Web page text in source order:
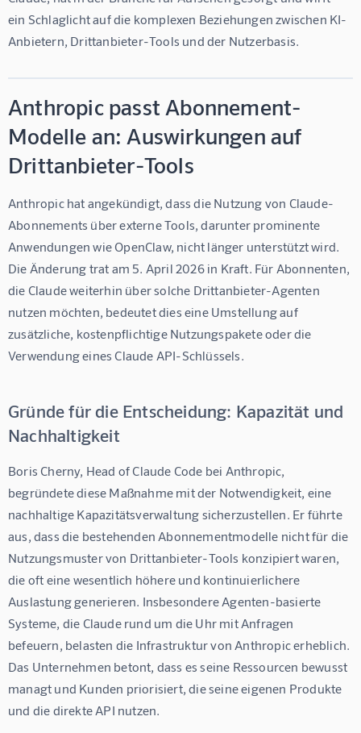
ein Schlaglicht auf die komplexen Beziehungen zwischen KI-
Anbietern, Drittanbieter-Tools und der Nutzerbasis.
Anthropic passt Abonnement-
Modelle an: Auswirkungen auf
Drittanbieter-Tools
Anthropic hat angekündigt, dass die Nutzung von Claude-
Abonnements über externe Tools, darunter prominente
Anwendungen wie OpenClaw, nicht länger unterstützt wird.
Die Änderung trat am 5. April 2026 in Kraft. Für Abonnenten,
die Claude weiterhin über solche Drittanbieter-Agenten
nutzen möchten, bedeutet dies eine Umstellung auf
zusätzliche, kostenpflichtige Nutzungspakete oder die
Verwendung eines Claude API-Schlüssels.
Gründe für die Entscheidung: Kapazität und
Nachhaltigkeit
Boris Cherny, Head of Claude Code bei Anthropic,
begründete diese Maßnahme mit der Notwendigkeit, eine
nachhaltige Kapazitätsverwaltung sicherzustellen. Er führte
aus, dass die bestehenden Abonnementmodelle nicht für die
Nutzungsmuster von Drittanbieter-Tools konzipiert waren,
die oft eine wesentlich höhere und kontinuierlichere
Auslastung generieren. Insbesondere Agenten-basierte
Systeme, die Claude rund um die Uhr mit Anfragen
befeuern, belasten die Infrastruktur von Anthropic erheblich.
Das Unternehmen betont, dass es seine Ressourcen bewusst
managt und Kunden priorisiert, die seine eigenen Produkte
und die direkte API nutzen.